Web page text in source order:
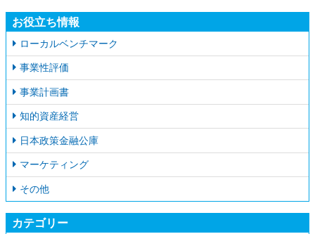
お役立ち情報
ローカルベンチマーク
事業性評価
事業計画書
知的資産経営
日本政策金融公庫
マーケティング
その他
カテゴリー